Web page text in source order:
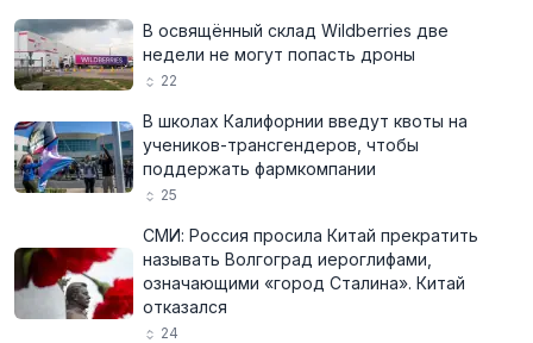
В освящённый склад Wildberries две
недели не могут попасть дроны
22
В школах Калифорнии введут квоты на
учеников-трансгендеров, чтобы
поддержать фармкомпании
25
СМИ: Россия просила Китай прекратить
называть Волгоград иероглифами,
означающими «город Сталина». Китай
отказался
24